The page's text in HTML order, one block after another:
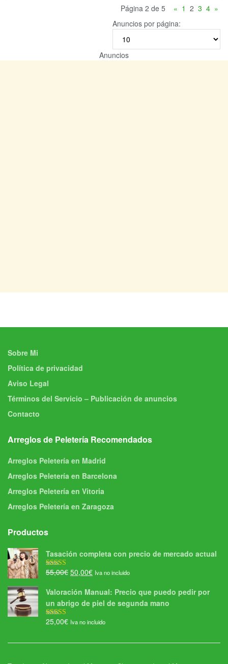
Página 2 de 5 « 1 2 3 4 »
Anuncios por página:
Anuncios
Sobre Mi
Política de privacidad
Aviso Legal
Términos del Servicio – Publicación de anuncios
Contacto
Arreglos de Peletería Recomendados
Arreglos Peletería en Madrid
Arreglos Peletería en Barcelona
Arreglos Peletería en Vitoria
Arreglos Peletería en Zaragoza
Productos
Tasación completa con precio de mercado actual
Valorado con
55,00€ El
original
era:
50,00€El
actual
es:
Iva no incluido
Valoración Manual: Precio que puedo pedir por
un abrigo de piel de segunda mano
Valorado con
25,00€ Iva no incluido